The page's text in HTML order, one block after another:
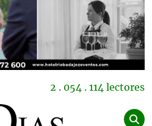
2 . 054 . 114 lectores